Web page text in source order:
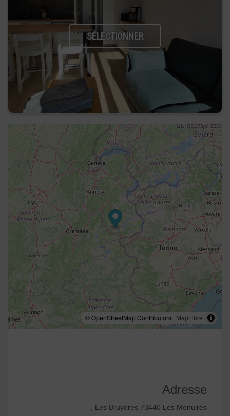
SÉLECTIONNER
© OpenStreetMap Contributors | MapLibre
Adresse
, Les Bruyères 73440 Les Menuires